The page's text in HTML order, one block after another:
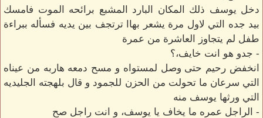
دخل يوسف ذلك المكان البارد المشبع برائحه الموت فامسك
بيد جده التي لاول مرة يشعر بهاا ترتجف بين يديه فسأله ببراءة
طفل لم يتجاوز العاشرة من عمرة
- جدو هو انت خايف،؟
انخفض رحيم حتى وصل لمستواه و مسح دمعه هاربه من عيناه
التي سرعان ما تحولت من الحزن للجمود و قال بلهجته الجليديه
التي ورثها يوسف منه
- الراجل عمره ما يخاف يا يوسف، و انت راجل صح